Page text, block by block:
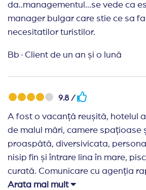
da..managementul...se vede ca
manager bulgar care stie ce sa
necesitatilor turistilor.
Bb · Client de un an și o lună
9.8 /
A fost o vacanță reușită, hotelul
de malul mări, camere spațioase
proaspătă, diversivicata,
nisip fin și întrare lina în mare,
curată. Comunicare cu agenția rapidă și eficienta!
Mulțumim!
Arata mai mult